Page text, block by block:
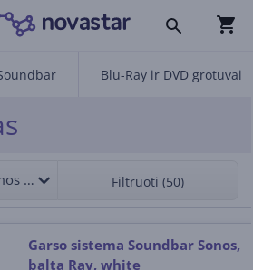
Blu-Ray ir DVD grotuvai
Labiausiai perkamos viršuje Filtruoti (50)
Garso sistema Soundbar Sonos,
balta Ray, white